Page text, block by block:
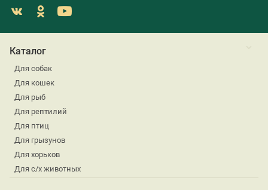
Каталог
Для собак
Для кошек
Для рыб
Для рептилий
Для птиц
Для грызунов
Для хорьков
Для с/х животных